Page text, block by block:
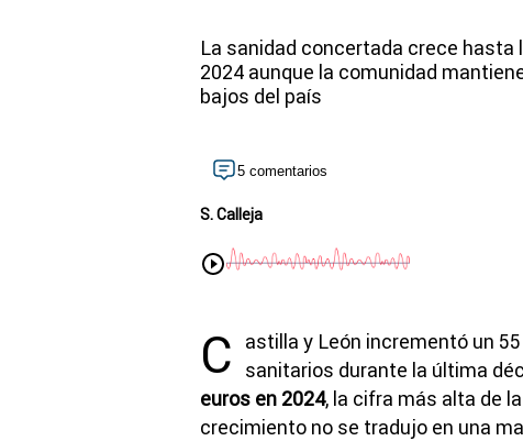
La sanidad concertada crece hasta
2024 aunque la comunidad
bajos del país
5 comentarios
S. Calleja
C
astilla y León incrementó un
sanitarios durante la última
euros en 2024, la cifra más alta de
crecimiento no se tradujo en una